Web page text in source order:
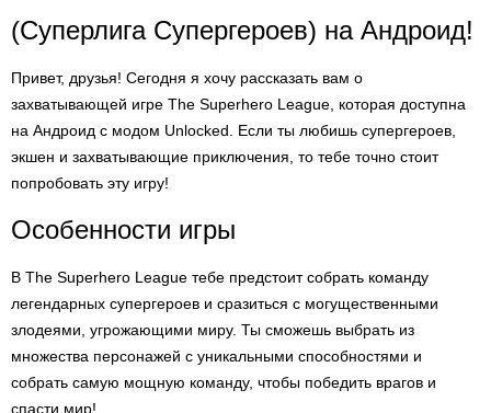
(Суперлига Супергероев) на Андроид!
Привет, друзья! Сегодня я хочу рассказать вам о
захватывающей игре The Superhero League, которая доступна
на Андроид с модом Unlocked. Если ты любишь супергероев,
экшен и захватывающие приключения, то тебе точно стоит
попробовать эту игру!
Особенности игры
В The Superhero League тебе предстоит собрать команду
легендарных супергероев и сразиться с могущественными
злодеями, угрожающими миру. Ты сможешь выбрать из
множества персонажей с уникальными способностями и
собрать самую мощную команду, чтобы победить врагов и
спасти мир!